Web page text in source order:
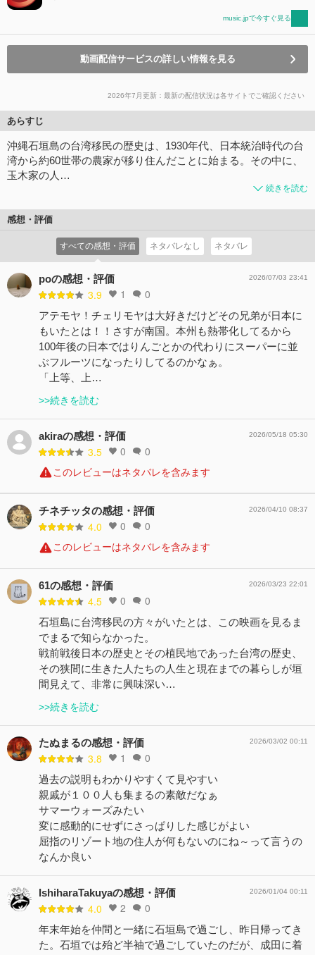
music.jpで今すぐ見る
動画配信サービスの詳しい情報を見る
2026年7月更新：最新の配信状況は各サイトでご確認ください
あらすじ
沖縄石垣島の台湾移民の歴史は、1930年代、日本統治時代の台
湾から約60世帯の農家が移り住んだことに始まる。その中に、
玉木家の人…
続きを読む
感想・評価
すべての感想・評価 ネタバレなし ネタバレ
poの感想・評価
3.9 1 0
2026/07/03 23:41
アテモヤ！チェリモヤは大好きだけどその兄弟が日本に
もいたとは！！さすが南国。本州も熱帯化してるから
100年後の日本ではりんごとかの代わりにスーパーに並
ぶフルーツになったりしてるのかなぁ。
「上等、上…
>>続きを読む
akiraの感想・評価
3.5 0 0
2026/05/18 05:30
このレビューはネタバレを含みます
チネチッタの感想・評価
4.0 0 0
2026/04/10 08:37
このレビューはネタバレを含みます
61の感想・評価
4.5 0 0
2026/03/23 22:01
石垣島に台湾移民の方々がいたとは、この映画を見るま
でまるで知らなかった。
戦前戦後日本の歴史とその植民地であった台湾の歴史、
その狭間に生きた人たちの人生と現在までの暮らしが垣
間見えて、非常に興味深い…
>>続きを読む
たぬまるの感想・評価
3.8 1 0
2026/03/02 00:11
過去の説明もわかりやすくて見やすい
親戚が１００人も集まるの素敵だなぁ
サマーウォーズみたい
変に感動的にせずにさっぱりした感じがよい
屈指のリゾート地の住人が何もないのにね～って言うの
なんか良い
IshiharaTakuyaの感想・評価
4.0 2 0
2026/01/04 00:11
年末年始を仲間と一緒に石垣島で過ごし、昨日帰ってき
た。石垣では殆ど半袖で過ごしていたのだが、成田に着